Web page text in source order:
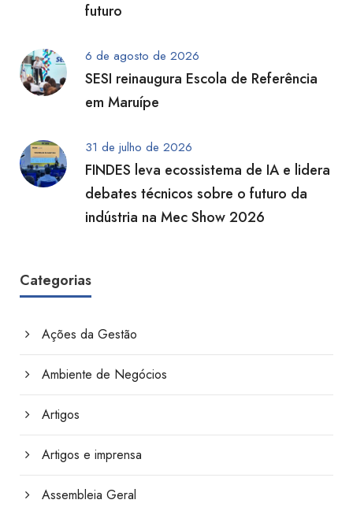
futuro
6 de agosto de 2026
SESI reinaugura Escola de Referência
em Maruípe
31 de julho de 2026
FINDES leva ecossistema de IA e lidera
debates técnicos sobre o futuro da
indústria na Mec Show 2026
Categorias
Ações da Gestão
Ambiente de Negócios
Artigos
Artigos e imprensa
Assembleia Geral